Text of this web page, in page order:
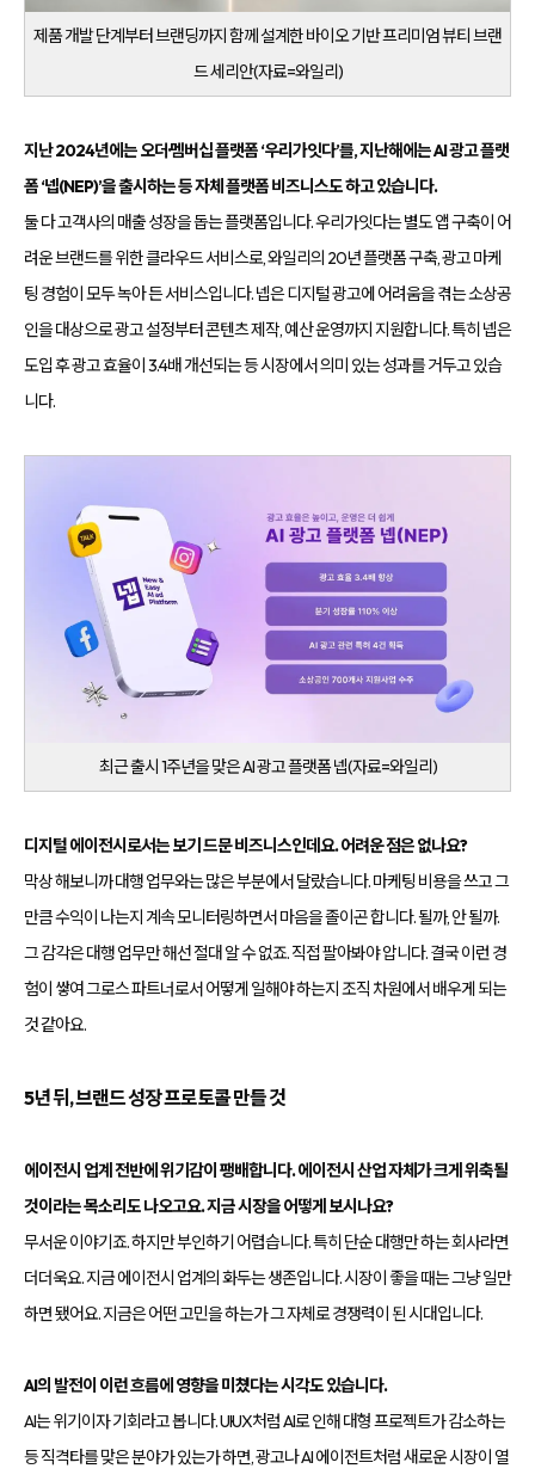
제품 개발 단계부터 브랜딩까지 함께 설계한 바이오 기반 프리미엄 뷰티 브랜
드 세리안(자료=와일리)
지난 2024년에는 오더·멤버십 플랫폼 ‘우리가잇다’를, 지난해에는 AI 광고 플랫
폼 ‘넵(NEP)’을 출시하는 등 자체 플랫폼 비즈니스도 하고 있습니다.
둘 다 고객사의 매출 성장을 돕는 플랫폼입니다. 우리가잇다는 별도 앱 구축이 어
려운 브랜드를 위한 클라우드 서비스로, 와일리의 20년 플랫폼 구축, 광고 마케
팅 경험이 모두 녹아 든 서비스입니다. 넵은 디지털 광고에 어려움을 겪는 소상공
인을 대상으로 광고 설정부터 콘텐츠 제작, 예산 운영까지 지원합니다. 특히 넵은
도입 후 광고 효율이 3.4배 개선되는 등 시장에서 의미 있는 성과를 거두고 있습
니다.
최근 출시 1주년을 맞은 AI 광고 플랫폼 넵(자료=와일리)
디지털 에이전시로서는 보기 드문 비즈니스인데요. 어려운 점은 없나요?
막상 해보니까 대행 업무와는 많은 부분에서 달랐습니다. 마케팅 비용을 쓰고 그
만큼 수익이 나는지 계속 모니터링하면서 마음을 졸이곤 합니다. 될까, 안 될까.
그 감각은 대행 업무만 해선 절대 알 수 없죠. 직접 팔아봐야 압니다. 결국 이런 경
험이 쌓여 그로스 파트너로서 어떻게 일해야 하는지 조직 차원에서 배우게 되는
것 같아요.
5년 뒤, 브랜드 성장 프로토콜 만들 것
에이전시 업계 전반에 위기감이 팽배합니다. 에이전시 산업 자체가 크게 위축될
것이라는 목소리도 나오고요. 지금 시장을 어떻게 보시나요?
무서운 이야기죠. 하지만 부인하기 어렵습니다. 특히 단순 대행만 하는 회사라면
더더욱요. 지금 에이전시 업계의 화두는 생존입니다. 시장이 좋을 때는 그냥 일만
하면 됐어요. 지금은 어떤 고민을 하는가 그 자체로 경쟁력이 된 시대입니다.
AI의 발전이 이런 흐름에 영향을 미쳤다는 시각도 있습니다.
AI는 위기이자 기회라고 봅니다. UI·UX처럼 AI로 인해 대형 프로젝트가 감소하는
등 직격타를 맞은 분야가 있는가 하면, 광고나 AI 에이전트처럼 새로운 시장이 열